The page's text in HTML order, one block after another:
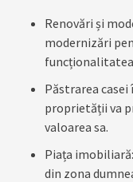
Renovări și
modernizări
funcționalitatea
Păstrarea
proprietății va
valoarea sa.
Piața
din zona